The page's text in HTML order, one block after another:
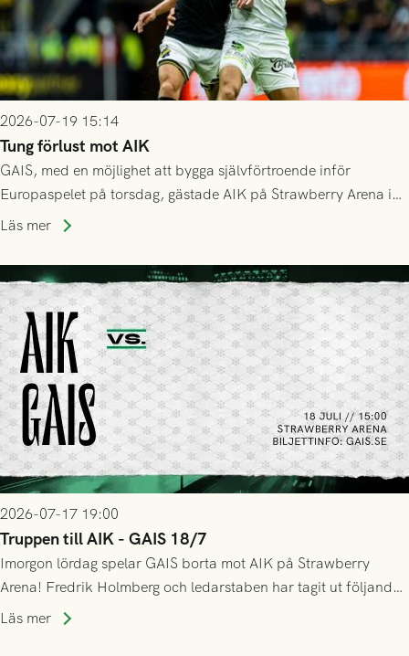
2026-07-19 15:14
Tung förlust mot AIK
GAIS, med en möjlighet att bygga självförtroende inför
Europaspelet på torsdag, gästade AIK på Strawberry Arena i
Stockholm . Men trots konstant hotande i första halvlek av
lyckades få in 2-0.
Läs mer
2026-07-17 19:00
Truppen till AIK - GAIS 18/7
Imorgon lördag spelar GAIS borta mot AIK på Strawberry
Arena! Fredrik Holmberg och ledarstaben har tagit ut följande
trupp till matchen:
Läs mer